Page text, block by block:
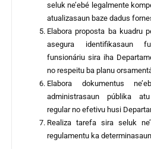
seluk ne’ebé legalmente
atualizasaun baze dadus
Elabora proposta ba kuadru
asegura identifikasaun
funsionáriu sira iha
no respeitu ba planu
Elabora dokumentus
administrasaun públika
regular no efetivu husi
Realiza tarefa sira seluk
regulamentu ka